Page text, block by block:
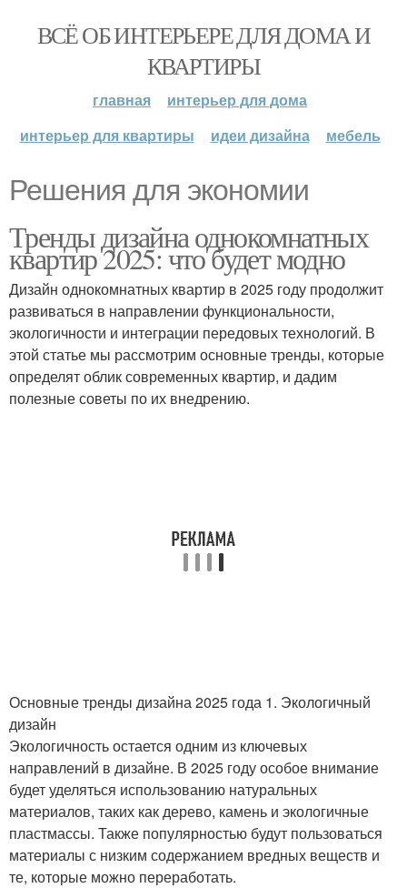
ВСЁ ОБ ИНТЕРЬЕРЕ ДЛЯ ДОМА И
КВАРТИРЫ
главная
интерьер для дома
интерьер для квартиры
идеи дизайна мебель
Решения для экономии
Тренды дизайна однокомнатных
квартир 2025: что будет модно
Дизайн однокомнатных квартир в 2025 году продолжит
развиваться в направлении функциональности,
экологичности и интеграции передовых технологий. В
этой статье мы рассмотрим основные тренды, которые
определят облик современных квартир, и дадим
полезные советы по их внедрению.
Основные тренды дизайна 2025 года 1. Экологичный
дизайн
Экологичность остается одним из ключевых
направлений в дизайне. В 2025 году особое внимание
будет уделяться использованию натуральных
материалов, таких как дерево, камень и экологичные
пластмассы. Также популярностью будут пользоваться
материалы с низким содержанием вредных веществ и
те, которые можно переработать.